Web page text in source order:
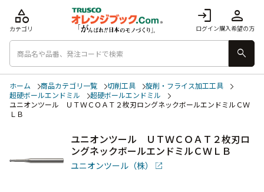
login
ログイン
person
購入希望の方
category
カテゴリ
search
ホーム 商品カテゴリ一覧 切削工具
旋削・フライス加工工具
超硬ボールエンドミル
超硬ボールエンドミル
ユニオンツール ＵＴＷＣＯＡＴ２枚刃ロングネックボールエンドミルＣＷ
ＬＢ
ユニオンツール ＵＴＷＣＯＡＴ２枚刃ロ
ングネックボールエンドミルＣＷＬＢ
ユニオンツール（株）